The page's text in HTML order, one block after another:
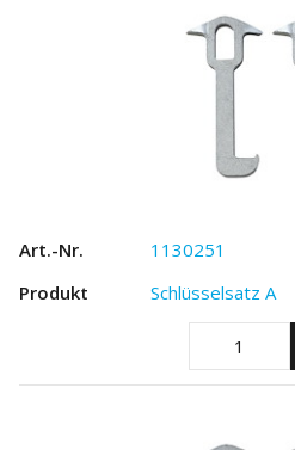
1130251
Schlüsselsatz A